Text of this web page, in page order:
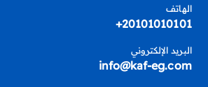
الهاتف
20101010101+
البريد الإلكتروني
info@kaf-eg.com